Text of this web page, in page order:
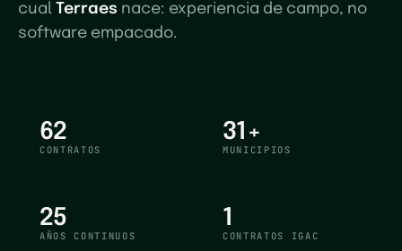
cual Terraes nace: experiencia de campo, no
software empacado.
62
CONTRATOS
31 +
MUNICIPIOS
25
AÑOS CONTINUOS
1
CONTRATOS IGAC